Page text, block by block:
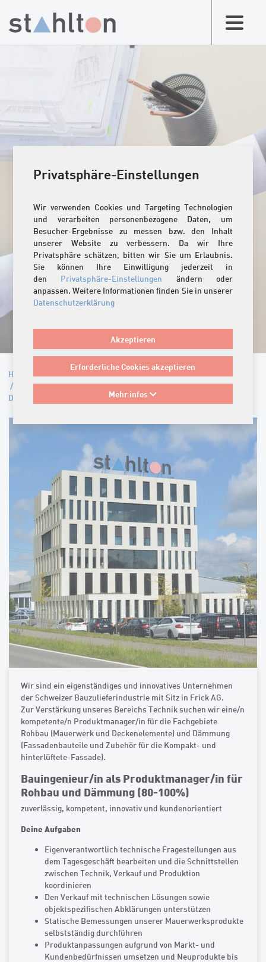
Privatsphäre-Einstellungen
Wir verwenden Cookies und Targeting Technologien
und verarbeiten personenbezogene Daten, um
Besucher-Ergebnisse zu messen bzw. den Inhalt
unserer Website zu verbessern. Da wir Ihre
Privatsphäre schätzen, bitten wir Sie um Erlaubnis.
Sie können Ihre Einwilligung jederzeit in
den Privatsphäre-Einstellungen ändern oder
anpassen. Weitere Informationen finden Sie in unserer
Datenschutzerklärung
Akzeptieren
Erforderliche Cookies akzeptieren
Mehr infos
Home Unternehmen/Stellenangebote
/
Bauingenieur/in als Produktmanager/in für Rohbau und
Dämmung (80-100%)
Wir sind ein eigenständiges und innovatives Unternehmen
der Schweizer Bauzulieferindustrie mit Sitz in Frick AG.
Zur Verstärkung unseres Bereichs Technik suchen wir eine/n
kompetente/n Produktmanager/in für die Fachgebiete
Rohbau (Mauerwerk und Deckenelemente) und Dämmung
(Fassadenbauteile und Zubehör für die Kompakt- und
hinterlüftete-Fassade).
Bauingenieur/in als Produktmanager/in für
Rohbau und Dämmung (80-100%)
zuverlässig, kompetent, innovativ und kundenorientiert
Deine Aufgaben
Eigenverantwortlich technische Fragestellungen aus
dem Tagesgeschäft bearbeiten und die Schnittstellen
zwischen Technik, Verkauf und Produktion
koordinieren
Den Verkauf mit technischen Lösungen sowie
objektspezifischen Abklärungen unterstützen
Statische Bemessungen unserer Mauerwerksprodukte
selbstständig durchführen
Produktanpassungen aufgrund von Markt- und
Kundenbedürfnissen umsetzen und Neuprodukte bis